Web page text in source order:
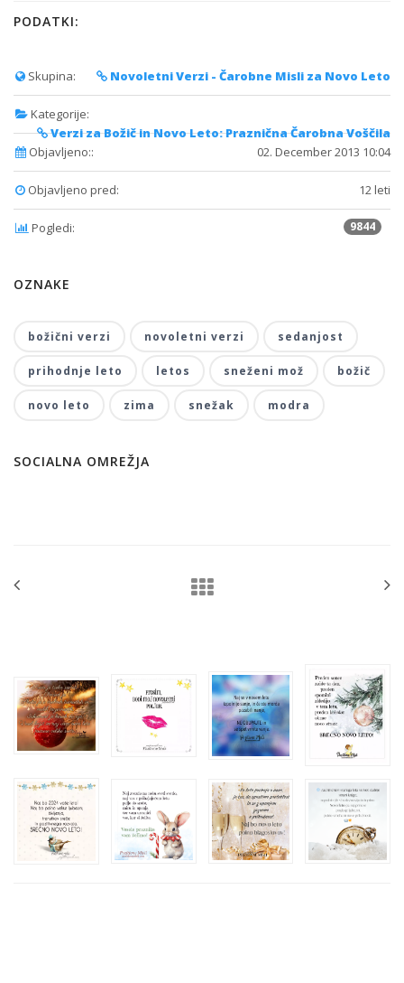
PODATKI:
Skupina: Novoletni Verzi - Čarobne Misli za Novo Leto
Kategorije:
Verzi za Božič in Novo Leto: Praznična Čarobna Voščila
Objavljeno::
02. December 2013 10:04
Objavljeno pred: 12 leti
Pogledi: 9844
OZNAKE
božični verzi novoletni verzi sedanjost
prihodnje leto letos sneženi mož božič
novo leto zima snežak modra
SOCIALNA OMREŽJA